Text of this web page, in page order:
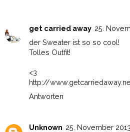
get carried away 25.
der Sweater ist so so cool!
Tolles Outfit!
<3
http://
Antworten
Unknown 25. November